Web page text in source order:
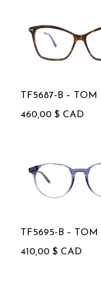
TF5687-B –
460,00 $ CAD
TF5695-B – TOM
410,00 $ CAD